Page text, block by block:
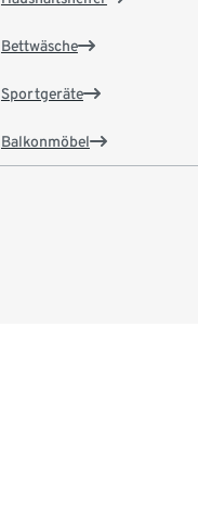
Bettwäsche
Sportgeräte
Balkonmöbel